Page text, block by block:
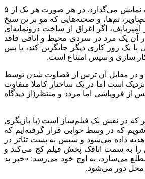
سه فیلم اتوبیوگرافی اُمیربایف (کایرات، نوار قلب، جاده[14])، شاهکاری سه‌گانه است که تکامل و رشد روحی از کودکی تا نوجوانی و سپس بزرگسالی را صراحتاً به نمایش می‌گذارد. در هر صورت هر یک از ۵
عشق[16]» فیلمی نسبتاً مشابه با کایرات، که اگر از تصاویر، تم‌ها،‌ و صحنه‌هایی که مو بر تن سیخ
در حالی که در آثار اُمیربایف، اگر اغراق از ساخت درونمایه‌ای
آن یک مرد در سردی محیط و اتاقی فاقد
یک روز کاری دیگر جایگزین کند، یا بس
سازی و سپس امتناع است.
هستند. تمجید از تمایلات خود و در مقابل آن ترس از قضاوت شدن توسط
است اما در یک ساختار کاملا متفاوت
فروپاشی اما مردد و منتظر(از دیدگاه
که در نقش یک فیلم‌ساز است (با بازیگری
متوجه می‌شویم که در وسط خوابی قرار گرفته‌ایم که
داده می‌شود و سپس به پشت تئاتر در
و فیلم «وُدانگ بی‌باک»[23] اثر شا سان[24] آغاز می‌شود. امیر مسیرش را به سمت اتاقک پخش فیلم کج می‌کند و
می‌سازد، به اوج خود می‌رسد: «خبر بد
محل دور می‌شود.